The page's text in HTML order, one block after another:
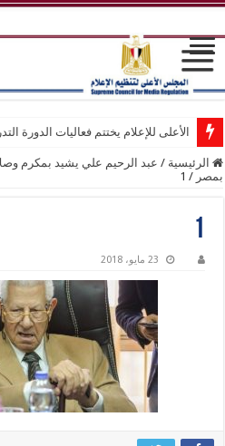
الأعلى للإعلام يختتم فعاليات الدورة
الرئيسية / عبد الرحيم علي يشيد بمكرم
بمصر /
1
1
23 مايو، 2018